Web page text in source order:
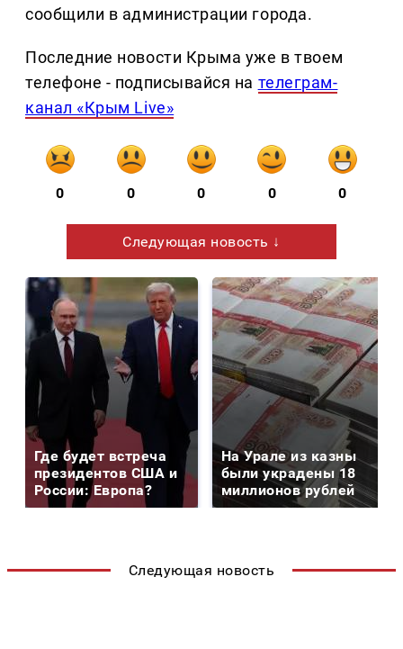
сообщили в администрации города.
Последние новости Крыма уже в твоем
телефоне - подписывайся на телеграм-
канал «Крым Live»
0 0 0 0 0
Следующая новость ↓
Где будет встреча
президентов США и
России: Европа?
На Урале из казны
были украдены 18
миллионов рублей
Следующая новость